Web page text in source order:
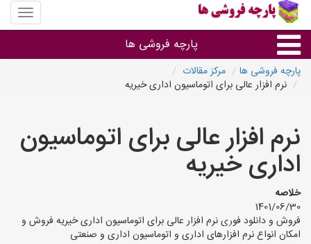
منوی
سایت
فروشی
پارچه فروشی ها
پارچه براساس جنس
پارچه براساس رنگ طرح و کاربرد
پارچه فروشی های هر شهر
پارچه فروشی ها
مرکز مقالات
نرم افزار عالی برای اتوماسیون اداری خیریه
نرم افزار عالی برای اتوماسیون
اداری خیریه
خلاصه
1401/06/30
فروش و دانلود فوری نرم افزار عالی برای اتوماسیون اداری خیریه فروش و
امکان انواع نرم افزارهای اداری و اتوماسیون اداری و صنعتی